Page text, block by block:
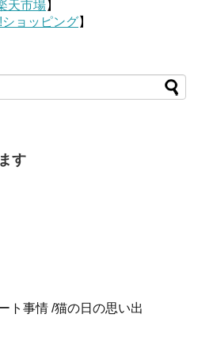
天市場】
ョッピング】
す
ト事情 /猫の日の思い出